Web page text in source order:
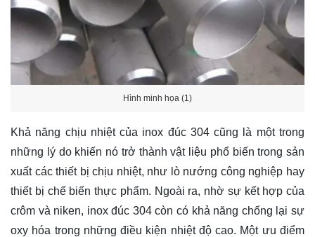
Hình minh họa (1)
Khả năng chịu nhiệt của inox đúc 304 cũng là một trong
những lý do khiến nó trở thành vật liệu phổ biến trong sản
xuất các thiết bị chịu nhiệt, như lò nướng công nghiệp hay
thiết bị chế biến thực phẩm. Ngoài ra, nhờ sự kết hợp của
crôm và niken, inox đúc 304 còn có khả năng chống lại sự
oxy hóa trong những điều kiện nhiệt độ cao. Một ưu điểm